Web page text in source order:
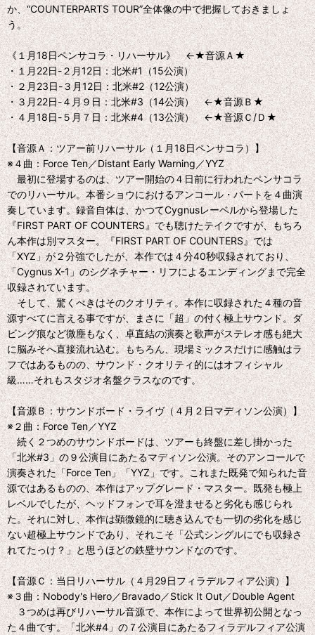
か、“COUNTERPARTS TOUR”全体像の中で把握しておきましょ
う。
《１月18日ペンサコラ・リハーサル》 ←★音源Ａ★
・１月22日-２月12日：北米#1（15公演）
・２月23日-３月12日：北米#2（12公演）
・３月22日-４月９日：北米#3（14公演） ←★音源Ｂ★
・４月18日-５月７日：北米#4（13公演） ←★音源Ｃ/Ｄ★
【音源Ａ：ツアー前リハーサル（１月18日ペンサコラ）】
※４曲：Force Ten／Distant Early Warning／YYZ
最初に登場するのは、ツアー開始の４日前に行われたペンサコラ
でのリハーサル。本番ショウにおけるアンコール・パートを４曲演
奏しています。録音自体は、かつてCygnusレーベルから登場した
『FIRST PART OF COUNTERS』でも聴けたテイクですが、もちろ
ん本作は別マスター。『FIRST PART OF COUNTERS』では
「XYZ」が２分強でしたが、本作では４分40秒収録されており、
「Cygnus X-1」のシグネチャー・リフによるエンディングまで完全
収録されています。
そして、驚くべきはそのクオリティ。本作に収録された４種の音
源すべてに言える事ですが、まさに「超」の付く極上サウンド。ダ
ビング痕など微塵もなく、卓直結の演奏と歌声がステレオ感も絶大
に脳みそへ直接流れ込む。もちろん、現場ミックスだけに感触はラ
フではあるものの、サウンド・クオリティ的にはオフィシャル
級……それもスタジオ名盤クラスなのです。
【音源Ｂ：サウンドボード・ライヴ（４月２日マディソン公演）】
※２曲：Force Ten／YYZ
続く２つめのサウンドボードは、ツアーも終盤に差し掛かった
「北米#3」の９公演目にあたるマディソン公演。そのアンコールで
演奏された「Force Ten」「YYZ」です。これまた既発で知られた音
源ではあるものの、本作はアップグレード・マスター。既発も極上
レベルでしたが、ヘッドフォンで耳を澄ませると劣化も感じられ
た。それに対し、本作は顕微鏡的に聴き込んでも一切の劣化を感じ
ない超極上サウンドであり、それこそ「公式シングルにでも収録さ
れてたっけ？」と思うほどの鉄壁サウンドなのです。
【音源Ｃ：当日リハーサル（４月29日フィラデルフィア公演）】
※３曲：Nobody's Hero／Bravado／Stick It Out／Double Agent
３つめは再びリハーサル音源で、本作によって世界初公開となっ
た４曲です。「北米#4」の７公演目にあたるフィラデルフィア公演